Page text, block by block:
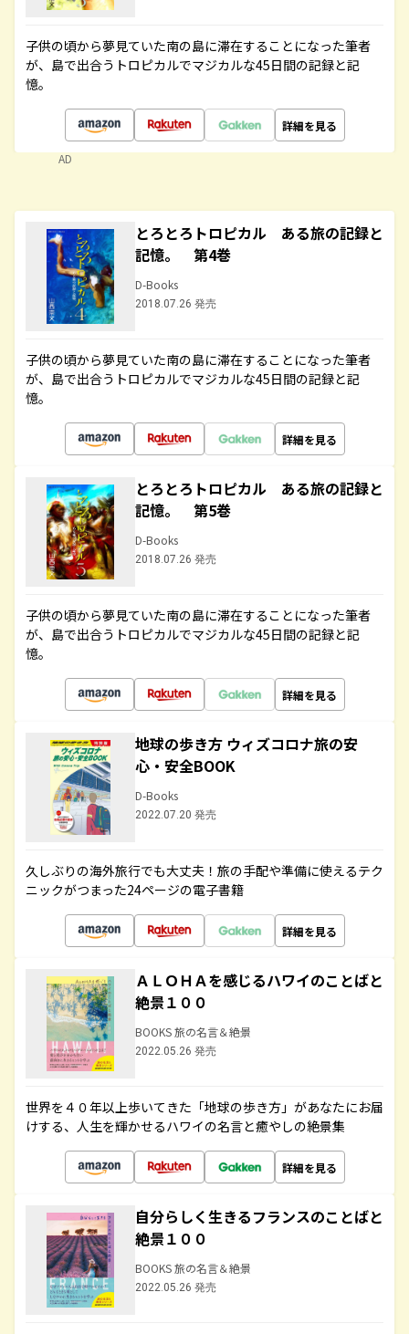
子供の頃から夢見ていた南の島に滞在することになった筆者
が、島で出合うトロピカルでマジカルな45日間の記録と記
憶。
詳細を見る
AD
とろとろトロピカル ある旅の記録と
記憶。 第4巻
D-Books
2018.07.26 発売
子供の頃から夢見ていた南の島に滞在することになった筆者
が、島で出合うトロピカルでマジカルな45日間の記録と記
憶。
詳細を見る
とろとろトロピカル ある旅の記録と
記憶。 第5巻
D-Books
2018.07.26 発売
子供の頃から夢見ていた南の島に滞在することになった筆者
が、島で出合うトロピカルでマジカルな45日間の記録と記
憶。
詳細を見る
地球の歩き方 ウィズコロナ旅の安
心・安全BOOK
D-Books
2022.07.20 発売
久しぶりの海外旅行でも大丈夫！旅の手配や準備に使えるテク
ニックがつまった24ページの電子書籍
詳細を見る
ＡＬＯＨＡを感じるハワイのことばと
絶景１００
BOOKS 旅の名言＆絶景
2022.05.26 発売
世界を４０年以上歩いてきた「地球の歩き方」があなたにお届
けする、人生を輝かせるハワイの名言と癒やしの絶景集
詳細を見る
自分らしく生きるフランスのことばと
絶景１００
BOOKS 旅の名言＆絶景
2022.05.26 発売